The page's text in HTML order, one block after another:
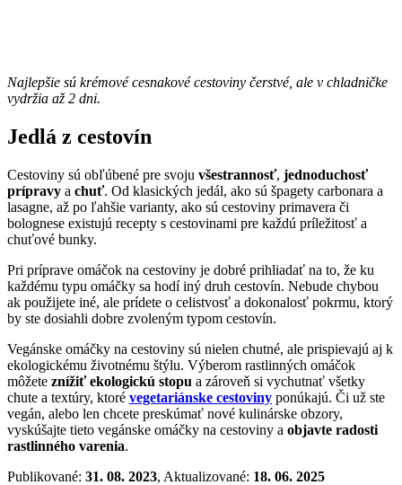
Najlepšie sú krémové cesnakové cestoviny čerstvé, ale v chladničke
vydržia až 2 dni.
Jedlá z cestovín
Cestoviny sú obľúbené pre svoju všestrannosť, jednoduchosť
prípravy a chuť. Od klasických jedál, ako sú špagety carbonara a
lasagne, až po ľahšie varianty, ako sú cestoviny primavera či
bolognese existujú recepty s cestovinami pre každú príležitosť a
chuťové bunky.
Pri príprave omáčok na cestoviny je dobré prihliadať na to, že ku
každému typu omáčky sa hodí iný druh cestovín. Nebude chybou
ak použijete iné, ale prídete o celistvosť a dokonalosť pokrmu, ktorý
by ste dosiahli dobre zvoleným typom cestovín.
Vegánske omáčky na cestoviny sú nielen chutné, ale prispievajú aj k
ekologickému životnému štýlu. Výberom rastlinných omáčok
môžete znížiť ekologickú stopu a zároveň si vychutnať všetky
chute a textúry, ktoré vegetariánske cestoviny ponúkajú. Či už ste
vegán, alebo len chcete preskúmať nové kulinárske obzory,
vyskúšajte tieto vegánske omáčky na cestoviny a objavte radosti
rastlinného varenia.
Publikované: 31. 08. 2023, Aktualizované: 18. 06. 2025